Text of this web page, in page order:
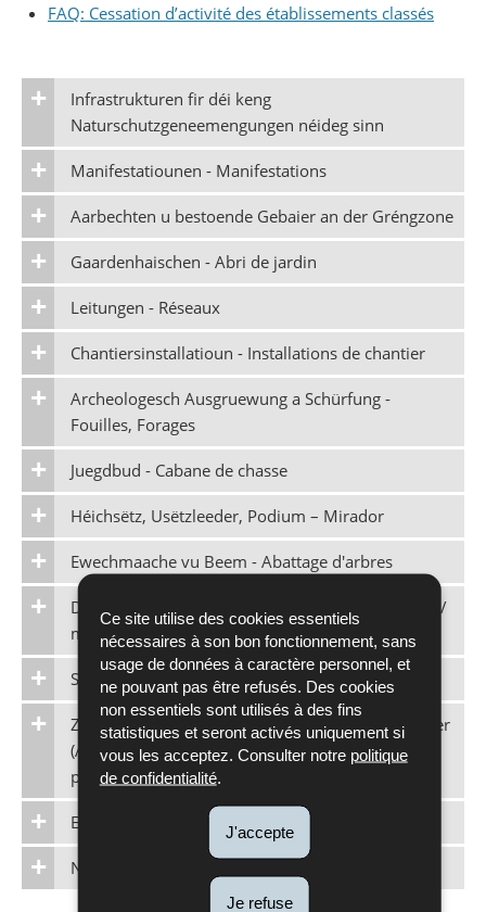
Ce site utilise des cookies essentiels
nécessaires à son bon fonctionnement, sans
usage de données à caractère personnel, et
ne pouvant pas être refusés. Des cookies
non essentiels sont utilisés à des fins
statistiques et seront activés uniquement si
vous les acceptez. Consulter notre politique
de confidentialité.
J'accepte
Je refuse
FAQ: Cessation d’activité des établissements classés
Infrastrukturen fir déi keng
Naturschutzgeneemengungen néideg sinn
Manifestatiounen - Manifestations
Aarbechten u bestoende Gebaier an der Gréngzone
Gaardenhaischen - Abri de jardin
Leitungen - Réseaux
Chantiersinstallatioun - Installations de chantier
Archeologesch Ausgruewung a Schürfung -
Fouilles, Forages
Juegdbud - Cabane de chasse
Héichsëtz, Usëtzleeder, Podium – Mirador
Ewechmaache vu Beem - Abattage d'arbres
Dréchemauer / Steekoup - Mur en pierres sèches /
murgiers
Stoend Gewässer – Plans d’eau, mares
Zerstéierung vu geschützten Biotopen an Habitater
(Art. 17) - Destruction de biotopes et d’habitats
protégés
Ewechmaache vu Bësch
Naturschutzgeneemegungen - Dëtt an Dat